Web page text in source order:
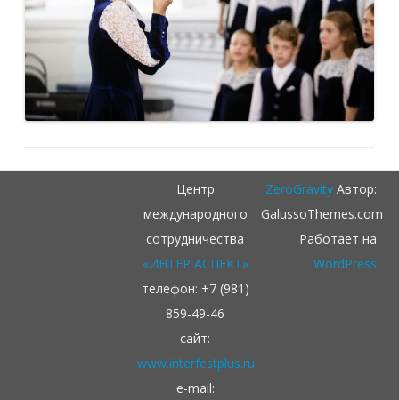
Центр
международного
сотрудничества
«ИНТЕР АСПЕКТ»
телефон: +7 (981)
859-49-46
сайт:
www.interfestplus.ru
e-mail:
ZeroGravityАвтор:
GalussoThemes.com
Работает на
WordPress